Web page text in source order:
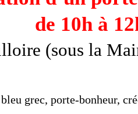
de 10h à
(sous la
grec, porte-bonheur,